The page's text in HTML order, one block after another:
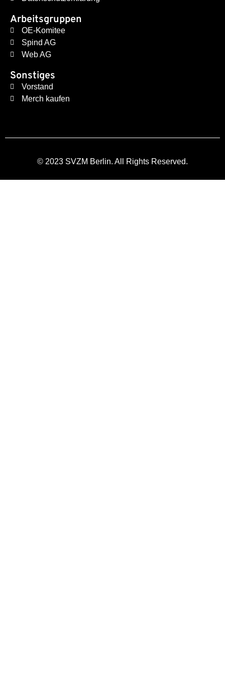
Arbeitsgruppen
OE-Komitee
Spind AG
Web AG
Sonstiges
Vorstand
Merch kaufen
© 2023 SVZM Berlin. All Rights Reserved.